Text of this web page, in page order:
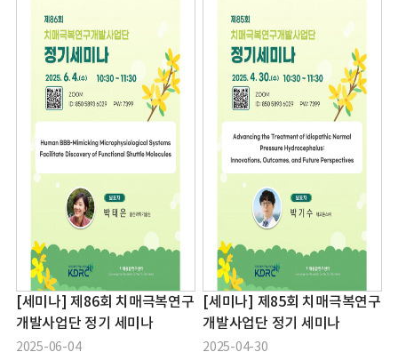
[세미나] 제86회 치매극복연구
개발사업단 정기 세미나
2025-06-04
[세미나] 제85회 치매극복연구
개발사업단 정기 세미나
2025-04-30